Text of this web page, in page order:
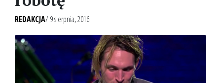
REDAKCJA/ 9 sierpnia, 2016